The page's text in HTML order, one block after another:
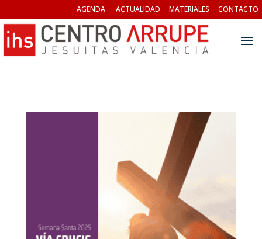
AGENDA ACTUALIDAD MATERIALES CONTACTO